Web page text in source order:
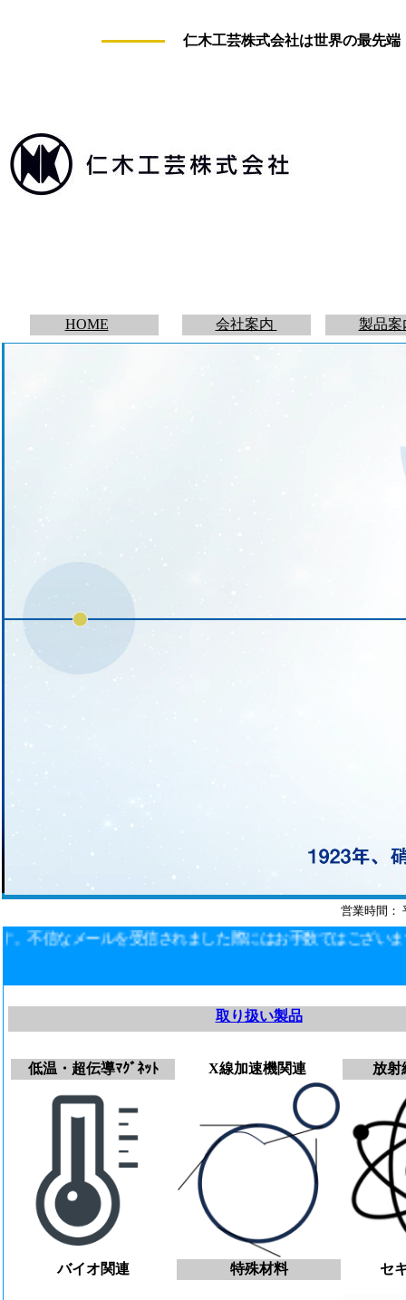
仁木工芸株式会社は世界の最先
HOME 会社案内 製品案
営業時間：
ールを受信されました際にはお手数ではございますが弊
取り扱い製品
低温・超伝導ﾏｸﾞﾈｯﾄ X線加速機関連 放射
バイオ関連 特殊材料 セ